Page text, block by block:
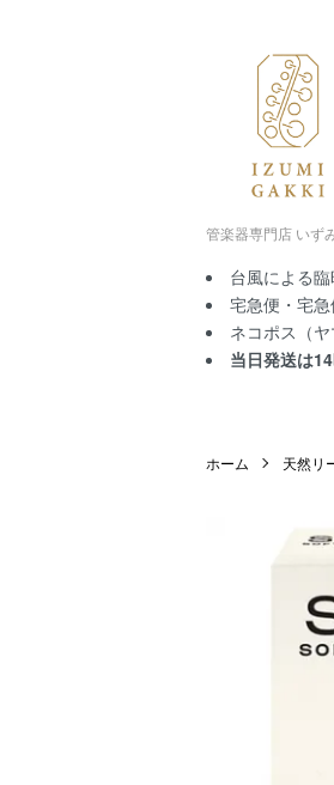
管楽器専門店 いず
台風による
宅急便・宅
ネコポス（
当日発送は
ホーム 天然リ